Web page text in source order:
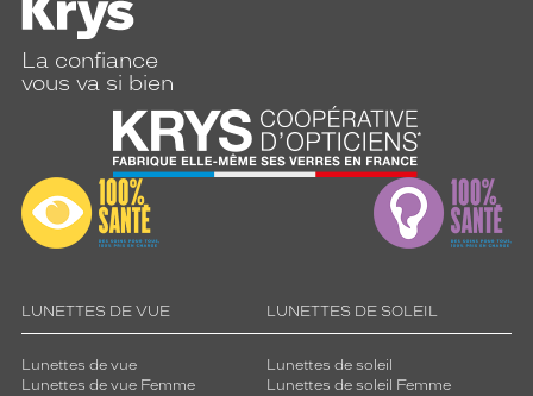
La confiance
vous va si bien
LUNETTES DE VUE
Lunettes de vue
Lunettes de vue Femme
LUNETTES DE SOLEIL
Lunettes de soleil
Lunettes de soleil Femme